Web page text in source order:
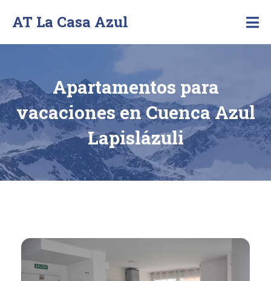
AT La Casa Azul
Apartamentos
en
Apartamentos para
vacaciones en Cuenca Azul
Lapislázuli